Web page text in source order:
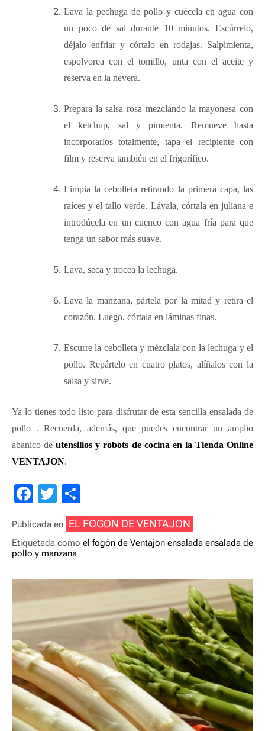
Lava la pechuga de pollo y cuécela en agua con
un poco de sal durante 10 minutos. Escúrrelo,
déjalo enfriar y córtalo en rodajas. Salpimienta,
espolvorea con el tomillo, unta con el aceite y
reserva en la nevera.
Prepara la salsa rosa mezclando la mayonesa con
el ketchup, sal y pimienta. Remueve hasta
incorporarlos totalmente, tapa el recipiente con
film y reserva también en el frigorífico.
Limpia la cebolleta retirando la primera capa, las
raíces y el tallo verde. Lávala, córtala en juliana e
introdúcela en un cuenco con agua fría para que
tenga un sabor más suave.
Lava, seca y trocea la lechuga.
Lava la manzana, pártela por la mitad y retira el
corazón. Luego, córtala en láminas finas.
Escurre la cebolleta y mézclala con la lechuga y el
pollo. Repártelo en cuatro platos, alíñalos con la
salsa y sirve.
Ya lo tienes todo listo para disfrutar de esta sencilla ensalada de
pollo . Recuerda, además, que puedes encontrar un amplio
abanico deutensilios y robots de cocina en la Tienda Online
VENTAJON.
F
c
e
o
k
T
wi
tt
er
o
m
p
tir
Publicada en EL FOGON DE VENTAJON
Etiquetada como el fogón de Ventajon ensalada ensalada de
pollo y manzana